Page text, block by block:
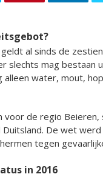
geldt al sinds de
slechts mag bestaan
alleen water, mout,
voor de regio
De wet
tegen
in 2016